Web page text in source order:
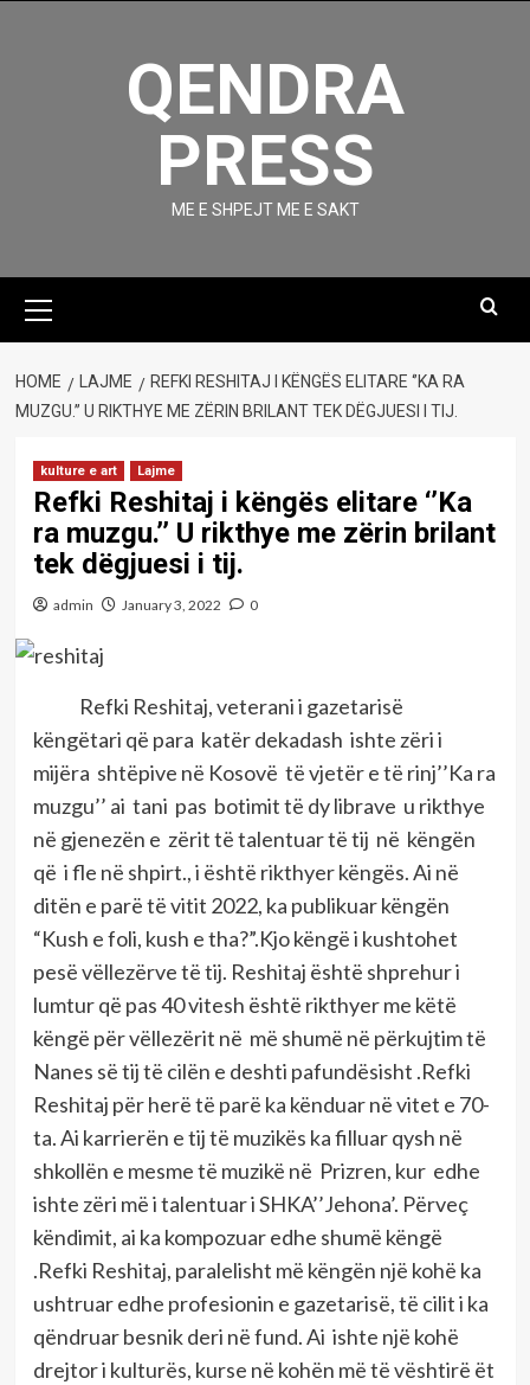
QENDRA
PRESS
ME E SHPEJT ME E SAKT
Menu
HOME LAJME
REFKI RESHITAJ I KËNGËS ELITARE ‘’KA RA
MUZGU.’’ U RIKTHYE ME ZËRIN BRILANT TEK DËGJUESI I TIJ.
kulture e art Lajme
Refki Reshitaj i këngës elitare ‘’Ka
ra muzgu.’’ U rikthye me zërin brilant
tek dëgjuesi i tij.
admin January 3, 2022 0
Refki Reshitaj, veterani i gazetarisë
këngëtari që para katër dekadash ishte zëri i
mijëra shtëpive në Kosovë të vjetër e të rinj’’Ka ra
muzgu’’ ai tani pas botimit të dy librave u rikthye
në gjenezën e zërit të talentuar të tij në këngën
që i fle në shpirt., i është rikthyer këngës. Ai në
ditën e parë të vitit 2022, ka publikuar këngën
“Kush e foli, kush e tha?”.Kjo këngë i kushtohet
pesë vëllezërve të tij. Reshitaj është shprehur i
lumtur që pas 40 vitesh është rikthyer me këtë
këngë për vëllezërit në më shumë në përkujtim të
Nanes së tij të cilën e deshti pafundësisht .Refki
Reshitaj për herë të parë ka kënduar në vitet e 70-
ta. Ai karrierën e tij të muzikës ka filluar qysh në
shkollën e mesme të muzikë në Prizren, kur edhe
ishte zëri më i talentuar i SHKA’’Jehona’. Përveç
këndimit, ai ka kompozuar edhe shumë këngë
.Refki Reshitaj, paralelisht më këngën një kohë ka
ushtruar edhe profesionin e gazetarisë, të cilit i ka
qëndruar besnik deri në fund. Ai ishte një kohë
drejtor i kulturës, kurse në kohën më të vështirë ët